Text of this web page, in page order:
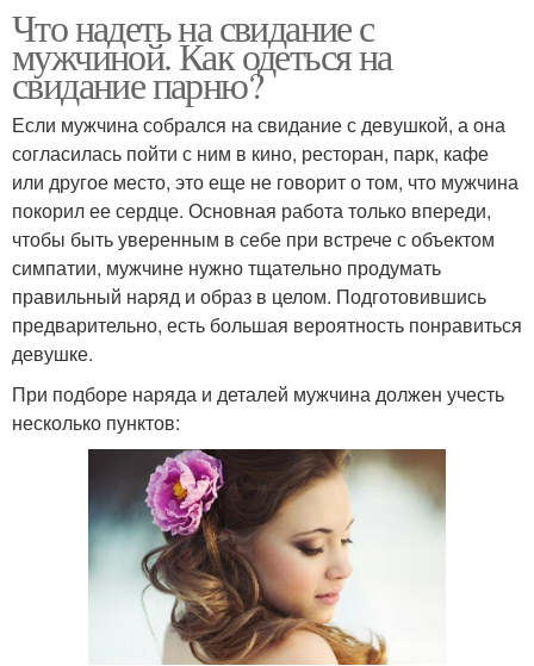
Что надеть на свидание с
мужчиной. Как одеться на
свидание парню?
Если мужчина собрался на свидание с девушкой, а она
согласилась пойти с ним в кино, ресторан, парк, кафе
или другое место, это еще не говорит о том, что мужчина
покорил ее сердце. Основная работа только впереди,
чтобы быть уверенным в себе при встрече с объектом
симпатии, мужчине нужно тщательно продумать
правильный наряд и образ в целом. Подготовившись
предварительно, есть большая вероятность понравиться
девушке.
При подборе наряда и деталей мужчина должен учесть
несколько пунктов: